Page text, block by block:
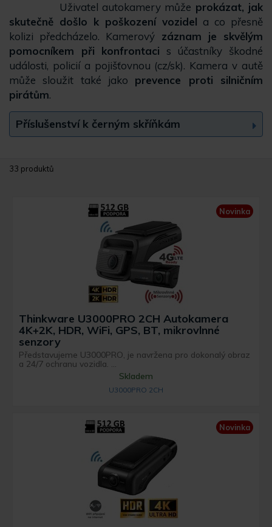
Uživatel autokamery může prokázat, jak
skutečně došlo k poškození vozidel a co přesně
kolizi předcházelo. Kamerový záznam je skvělým
pomocníkem při konfrontaci s účastníky škodné
události, policií a pojišťovnou (cz/sk). Kamera v autě
může sloužit také jako prevence proti silničním
pirátům.
Příslušenství k černým skříňkám
33 produktů
Novinka
Thinkware U3000PRO 2CH Autokamera
4K+2K, HDR, WiFi, GPS, BT, mikrovlnné
senzory
Představujeme U3000PRO, je navržena pro dokonalý obraz
a 24/7 ochranu vozidla. ...
Skladem
U3000PRO 2CH
Novinka